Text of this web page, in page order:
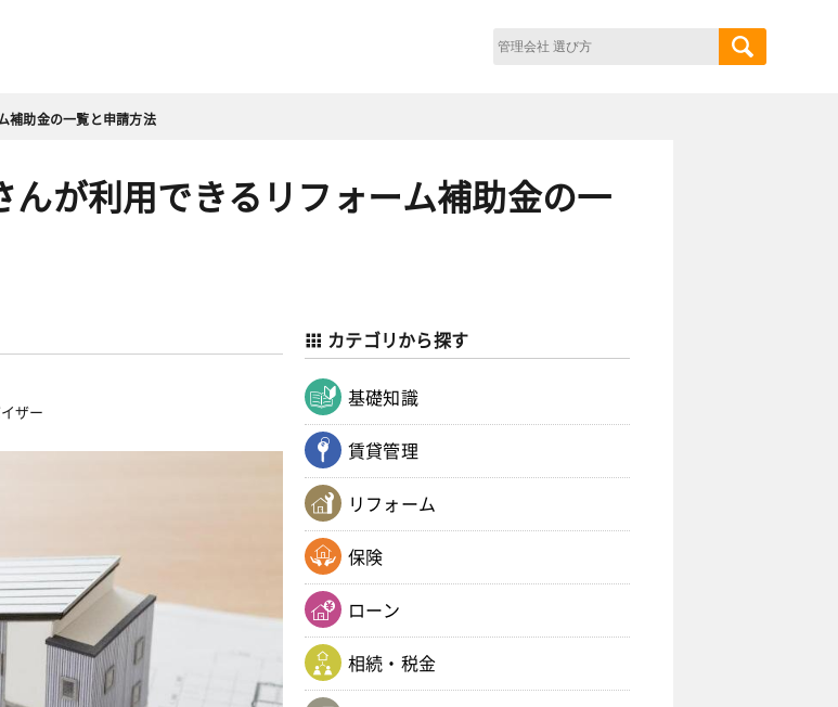
補助金の一覧と申請方法
んが利用できるリフォーム補助金の一
ザー
カテゴリから探す
基礎知識
賃貸管理
リフォーム
保険
ローン
相続・税金